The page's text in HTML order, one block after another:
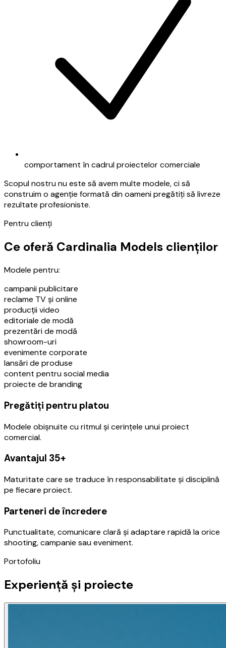
comportament în cadrul proiectelor comerciale
Scopul nostru nu este să avem multe modele, ci să
construim o agenție formată din oameni pregătiți să livreze
rezultate profesioniste.
Pentru clienți
Ce oferă Cardinalia Models clienților
Modele pentru:
campanii publicitare
reclame TV și online
producții video
editoriale de modă
prezentări de modă
showroom-uri
evenimente corporate
lansări de produse
content pentru social media
proiecte de branding
Pregătiți pentru platou
Modele obișnuite cu ritmul și cerințele unui proiect
comercial.
Avantajul 35+
Maturitate care se traduce în responsabilitate și disciplină
pe fiecare proiect.
Parteneri de încredere
Punctualitate, comunicare clară și adaptare rapidă la orice
shooting, campanie sau eveniment.
Portofoliu
Experiență și proiecte